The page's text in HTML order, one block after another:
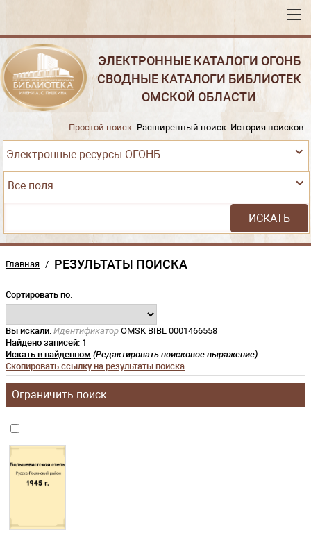
ЭЛЕКТРОННЫЕ КАТАЛОГИ ОГОНБ
СВОДНЫЕ КАТАЛОГИ БИБЛИОТЕК
ОМСКОЙ ОБЛАСТИ
Электронные ресурсы ОГОНБ
Простой поиск Расширенный поиск История поисков
Все поля
Главная / РЕЗУЛЬТАТЫ ПОИСКА
Сортировать по:
Вы искали: Идентификатор OMSK BIBL 0001466558
Найдено записей: 1
Искать в найденном (Редактировать поисковое выражение)
Скопировать ссылку на результаты поиска
Ограничить поиск